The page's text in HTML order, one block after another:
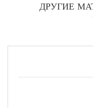
ДРУГИЕ